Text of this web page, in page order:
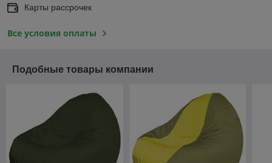
Карты рассрочек
Все условия оплаты
Подобные товары компании